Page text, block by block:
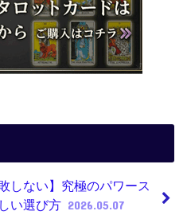
しない】究極のパワース
い選び方 2026.05.07